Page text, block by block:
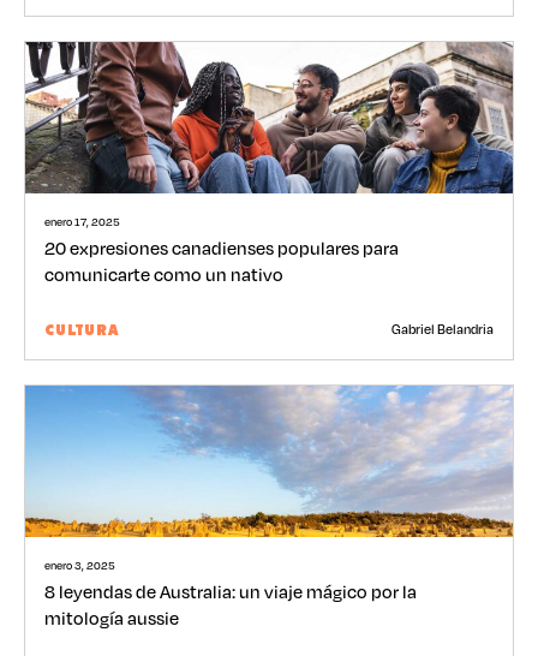
enero 17, 2025
20 expresiones canadienses populares para
comunicarte como un nativo
CULTURA Gabriel Belandria
enero 3, 2025
8 leyendas de Australia: un viaje mágico por la
mitología aussie